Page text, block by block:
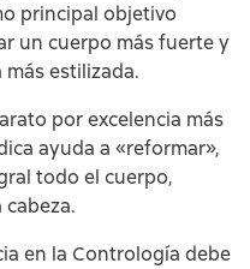
principal objetivo
un cuerpo más fuerte y
estilizada.
por excelencia más
ayuda a «reformar»,
todo el cuerpo,
en la Contrología debe